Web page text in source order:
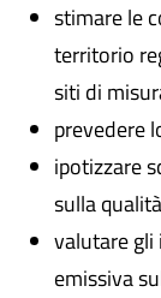
stimare le
territorio
siti di
prevedere
ipotizzare
sulla
valutare
emissiva